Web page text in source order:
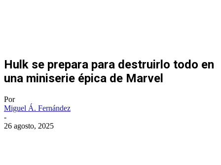
Hulk se prepara para destruirlo todo en
una miniserie épica de Marvel
Por
Miguel Á. Fernández
-
26 agosto, 2025